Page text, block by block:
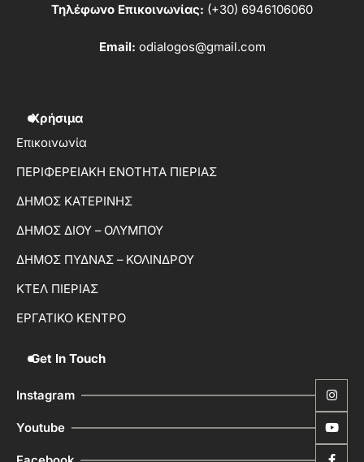
Τηλέφωνο Επικοινωνίας: (+30) 6946106060
Email: odialogos@gmail.com
Χρήσιμα
Επικοινωνία
ΠΕΡΙΦΕΡΕΙΑΚΗ ΕΝΟΤΗΤΑ ΠΙΕΡΙΑΣ
ΔΗΜΟΣ ΚΑΤΕΡΙΝΗΣ
ΔΗΜΟΣ ΔΙΟΥ – ΟΛΥΜΠΟΥ
ΔΗΜΟΣ ΠΥΔΝΑΣ – ΚΟΛΙΝΔΡΟΥ
ΚΤΕΛ ΠΙΕΡΙΑΣ
ΕΡΓΑΤΙΚΟ ΚΕΝΤΡΟ
Get In Touch
Instagram
Youtube